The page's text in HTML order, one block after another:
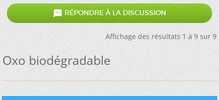
 RÉPONDRE À LA DISCUSSION
Affichage des résultats 1 à 9 sur 9
Oxo biodégradable